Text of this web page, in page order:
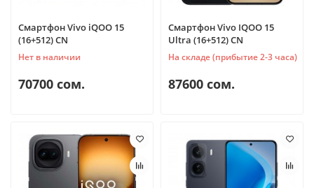
Смартфон Vivo iQOO 15
(16+512) CN
Нет в наличии
70700 сом.
Смартфон Vivo IQOO 15
Ultra (16+512) CN
На складе (прибытие 2-3 часа)
87600 сом.